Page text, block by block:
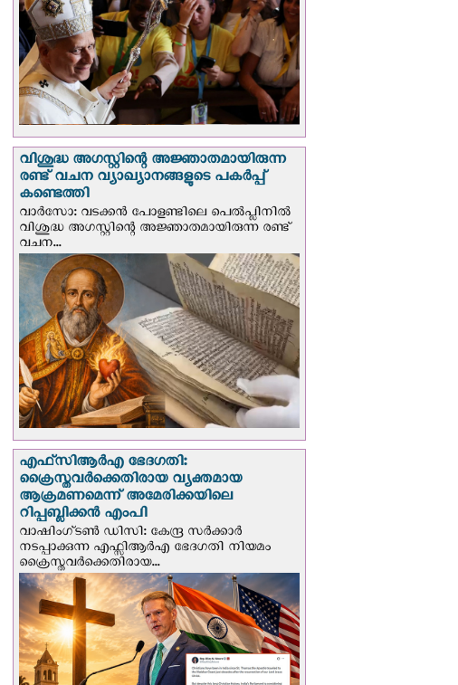
വിശുദ്ധ അഗസ്റ്റിന്റെ അജ്ഞാതമായിരുന്ന
രണ്ട് വചന വ്യാഖ്യാനങ്ങളുടെ പകര്‍പ്പ്
കണ്ടെത്തി
വാര്‍സോ: വടക്കൻ പോളണ്ടിലെ പെൽപ്ലിനില്‍
വിശുദ്ധ അഗസ്റ്റിന്റെ അജ്ഞാതമായിരുന്ന രണ്ട്
വചന...
എഫ്‌സി‌ആര്‍‌എ ഭേദഗതി:
ക്രൈസ്തവർക്കെതിരായ വ്യക്തമായ
ആക്രമണമെന്ന് അമേരിക്കയിലെ
റിപ്പബ്ലിക്കൻ എംപി
വാഷിംഗ്ടണ്‍ ഡി‌സി: കേന്ദ്ര സർക്കാർ
നടപ്പാക്കുന്ന എഫ്സിആർഎ ഭേദഗതി നിയമം
ക്രൈസ്തവർക്കെതിരായ...